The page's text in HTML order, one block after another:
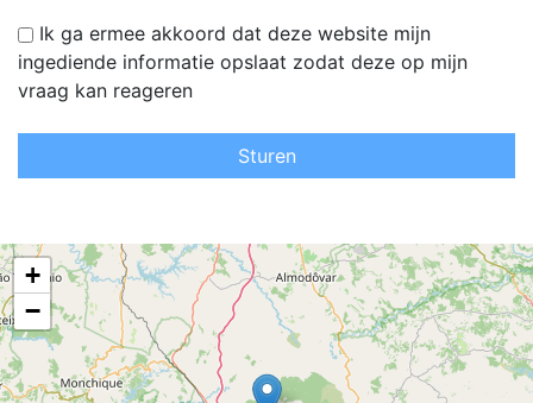
Ik ga ermee akkoord dat deze website mijn
ingediende informatie opslaat zodat deze op mijn
vraag kan reageren
Sturen
+
−